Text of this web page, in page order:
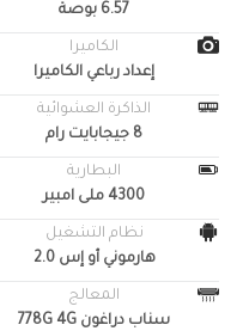
6.57 بوصة
الكاميرا
إعداد رباعي الكاميرا
الذاكرة العشوائية
8 جيجابايت رام
البطارية
4300 ملى امبير
نظام التشغيل
هارموني أو إس 2.0
المعالج
سناب دراغون 778G 4G